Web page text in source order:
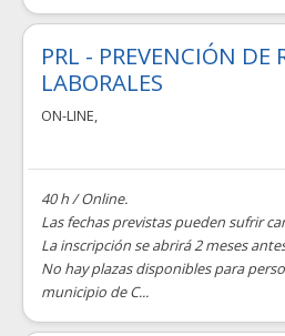
PRL - PREVENCIÓN DE
LABORALES
ON-LINE,
40 h / Online.
Las fechas previstas pueden sufrir
La inscripción se abrirá 2 meses
No hay plazas disponibles para
municipio de C...